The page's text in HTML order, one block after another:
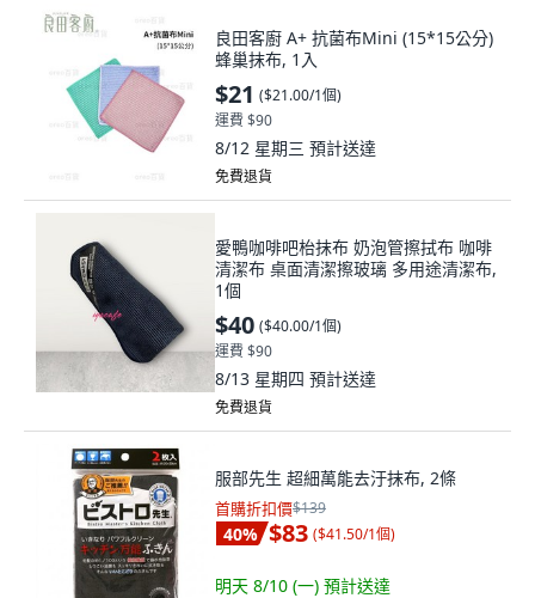
良田客廚 A+ 抗菌布Mini (15*15公分)
蜂巢抹布, 1入
$21 ($21.00/1個)
運費 $90
8/12 星期三 預計送達
免費退貨
愛鴨咖啡吧枱抹布 奶泡管擦拭布 咖啡
清潔布 桌面清潔擦玻璃 多用途清潔布,
1個
$40 ($40.00/1個)
運費 $90
8/13 星期四 預計送達
免費退貨
服部先生 超細萬能去汙抹布, 2條
首購折扣價$139
40% $83 ($41.50/1個)
明天 8/10 (一) 預計送達